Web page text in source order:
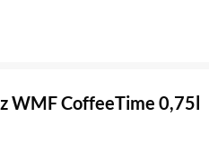
WMF CoffeeTime 0,75l